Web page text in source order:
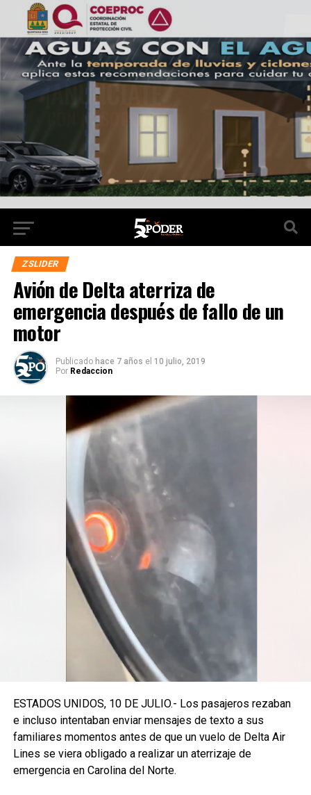
ZSLIDER
Avión de Delta aterriza de
emergencia después de fallo de un
motor
Publicado hace 7 años el 10 julio, 2019
Por Redaccion
ESTADOS UNIDOS, 10 DE JULIO.- Los pasajeros rezaban
e incluso intentaban enviar mensajes de texto a sus
familiares momentos antes de que un vuelo de Delta Air
Lines se viera obligado a realizar un aterrizaje de
emergencia en Carolina del Norte.